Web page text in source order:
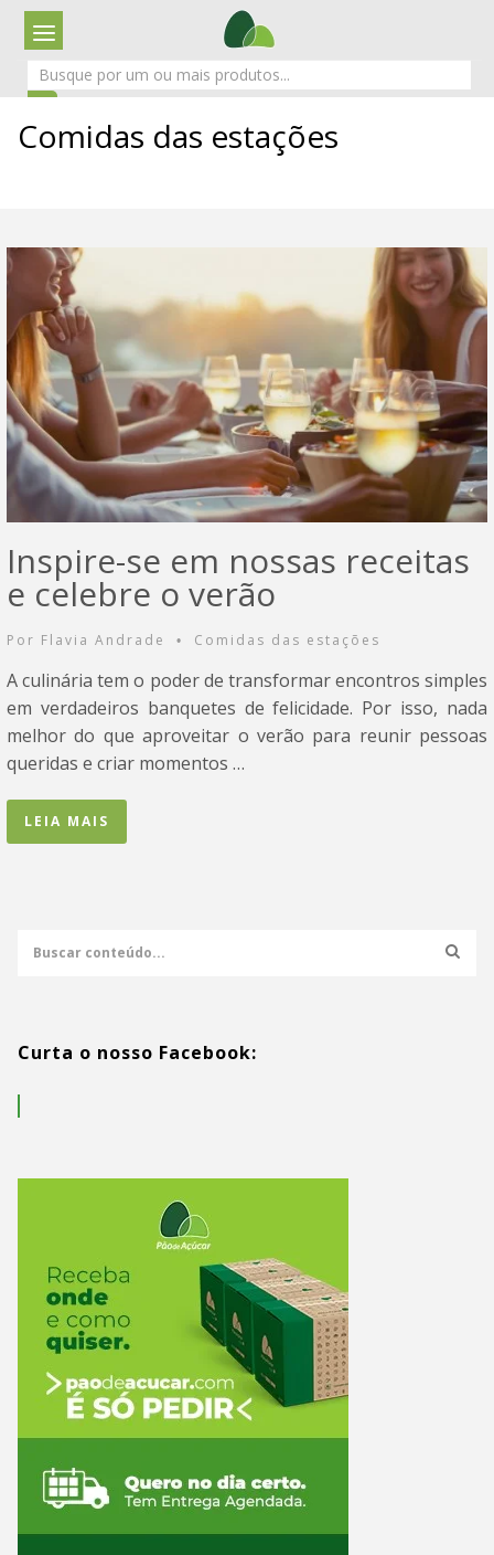
Comidas das estações
Inspire-se em nossas receitas
e celebre o verão
Por Flavia Andrade • Comidas das estações
A culinária tem o poder de transformar encontros simples
em verdadeiros banquetes de felicidade. Por isso, nada
melhor do que aproveitar o verão para reunir pessoas
queridas e criar momentos …
LEIA MAIS
Curta o nosso Facebook: